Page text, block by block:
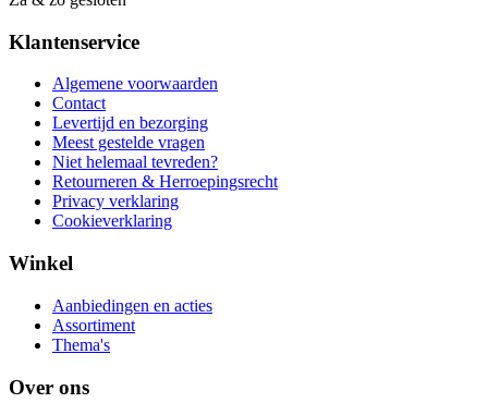
Klantenservice
Algemene voorwaarden
Contact
Levertijd en bezorging
Meest gestelde vragen
Niet helemaal tevreden?
Retourneren & Herroepingsrecht
Privacy verklaring
Cookieverklaring
Winkel
Aanbiedingen en acties
Assortiment
Thema's
Over ons